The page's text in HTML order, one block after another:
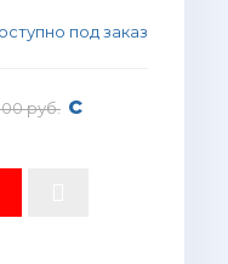
под заказ
руб.с